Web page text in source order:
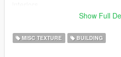
ATM in SP https://www.gta5-
Just Drag and Drop the xml file in
Show Full
MISC TEXTURE BUILDING